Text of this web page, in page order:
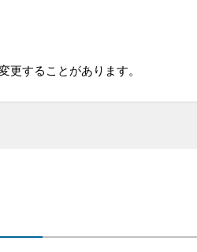
更することがあります。